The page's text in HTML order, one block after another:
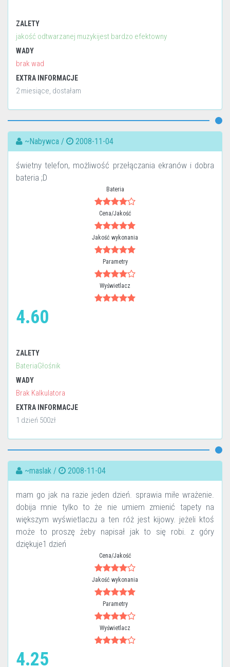
ZALETY
jakość odtwarzanej muzykijest bardzo efektowny
WADY
brak wad
EXTRA INFORMACJE
2 miesiące, dostałam
~Nabywca / 2008-11-04
świetny telefon, możliwość przełączania ekranów i dobra
bateria ;D
Bateria
Cena/Jakość
Jakość wykonania
Parametry
Wyświetlacz
4.60
ZALETY
BateriaGłośnik
WADY
Brak Kalkulatora
EXTRA INFORMACJE
1 dzień 500zł
~maslak / 2008-11-04
mam go jak na razie jeden dzień. sprawia miłe wrażenie.
dobija mnie tylko to że nie umiem zmienić tapety na
większym wyświetlaczu a ten róż jest kijowy. jeżeli ktoś
może to proszę żeby napisał jak to się robi. z góry
dziękuje1 dzień
Cena/Jakość
Jakość wykonania
Parametry
Wyświetlacz
4.25